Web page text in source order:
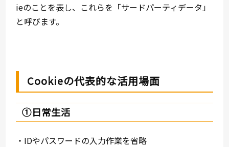
ieのことを表し、これらを「サードパーティデータ」
と呼びます。
Cookieの代表的な活用場面
①日常生活
・IDやパスワードの入力作業を省略